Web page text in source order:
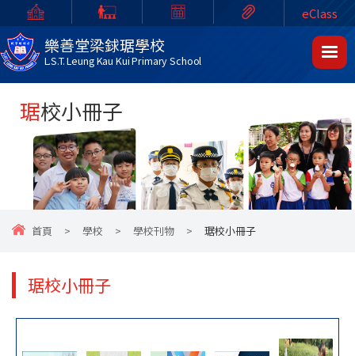
樂善堂梁銶琚學校
L.S.T. Leung Kau Kui Primary School
eClass
琚校小冊子
首頁 > 學校 > 學校刊物 > 琚校小冊子
琚校小冊子